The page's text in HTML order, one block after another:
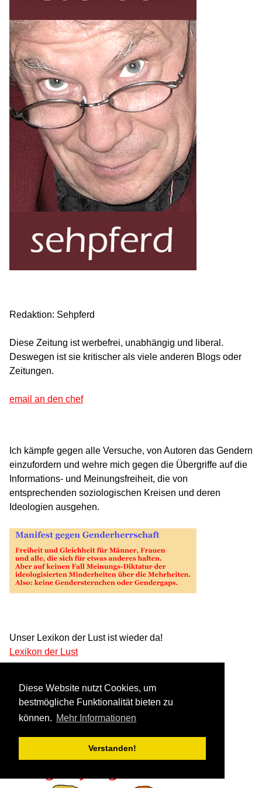
Diese Website nutzt Cookies, um
bestmögliche Funktionalität bieten zu
können. Mehr Informationen
Verstanden!
Redaktion: Sehpferd
Diese Zeitung ist werbefrei, unabhängig und liberal.
Deswegen ist sie kritischer als viele anderen Blogs oder
Zeitungen.
email an den chef
Ich kämpfe gegen alle Versuche, von Autoren das Gendern
einzufordern und wehre mich gegen die Übergriffe auf die
Informations- und Meinungsfreiheit, die von
entsprechenden soziologischen Kreisen und deren
Ideologien ausgehen.
Unser Lexikon der Lust ist wieder da!
Lexikon der Lust
Das neue Lexikon der Liebe:
Neues Lexikon für Partnersuchende
Sexuelle Informationen (frühe Jahre)